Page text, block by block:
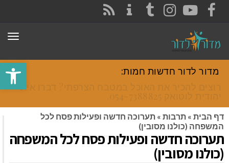
פתח
FACEBOOK
YOUTUBE
INSTAGRAM
TUMBLR
מדור לדור חדשות חמות:
רוצים להכיר את האוכל במטבח הצרפתי? דברו איתי
דף הבית » תרבות » תערוכה חדשה ופעילות פסח לכל
המשפחה (כולנו מסובין)
תערוכה חדשה ופעילות פסח לכל המשפחה
(כולנו מסובין)